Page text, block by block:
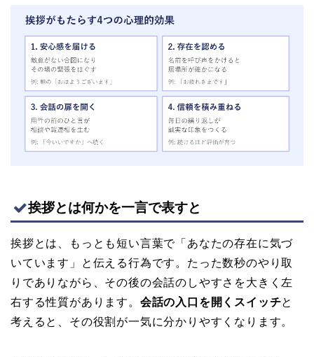
挨拶とは何かを一言で表すと
挨拶とは、もっとも短い言葉で「あなたの存在に気づ
いています」と伝える行為です。たった数秒のやり取
りでありながら、その後の会話のしやすさを大きく左
右する性質があります。 会話の入口を開くスイッチと
考えると、その役割が一気に分かりやすくなります。